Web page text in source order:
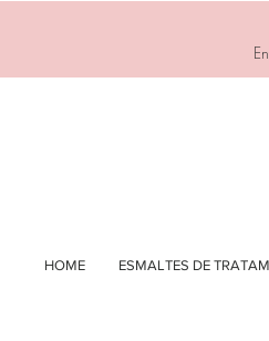
HOME ESMALTES DE